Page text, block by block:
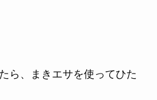
ら、まきエサを使ってひた